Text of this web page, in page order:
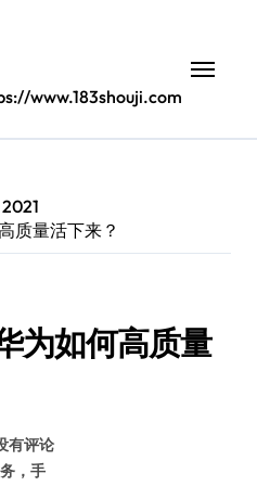
www.183shouji.com
2021
质量活下来？
为如何高质量
有评论
，手